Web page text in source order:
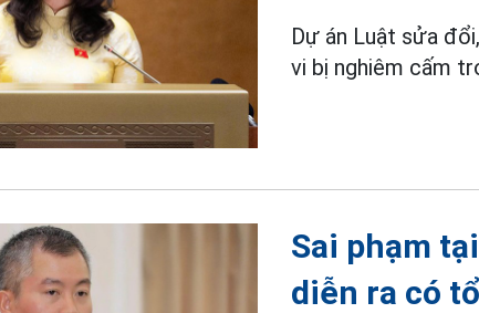
Dự án Luật sửa
vi bị nghiêm cấm
Sai phạm
diễn ra có